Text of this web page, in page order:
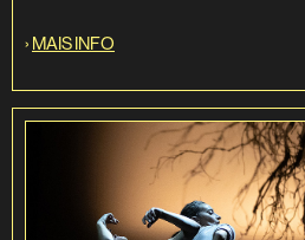
› MAIS INFO